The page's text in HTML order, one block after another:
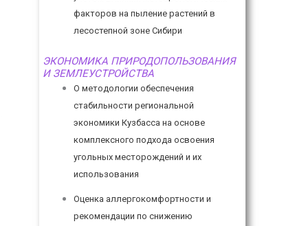
факторов на пыление растений в
лесостепной зоне Сибири
ЭКОНОМИКА ПРИРОДОПОЛЬЗОВАНИЯ
И ЗЕМЛЕУСТРОЙСТВА
О методологии обеспечения
стабильности региональной
экономики Кузбасса на основе
комплексного подхода освоения
угольных месторождений и их
использования
Оценка аллергокомфортности и
рекомендации по снижению